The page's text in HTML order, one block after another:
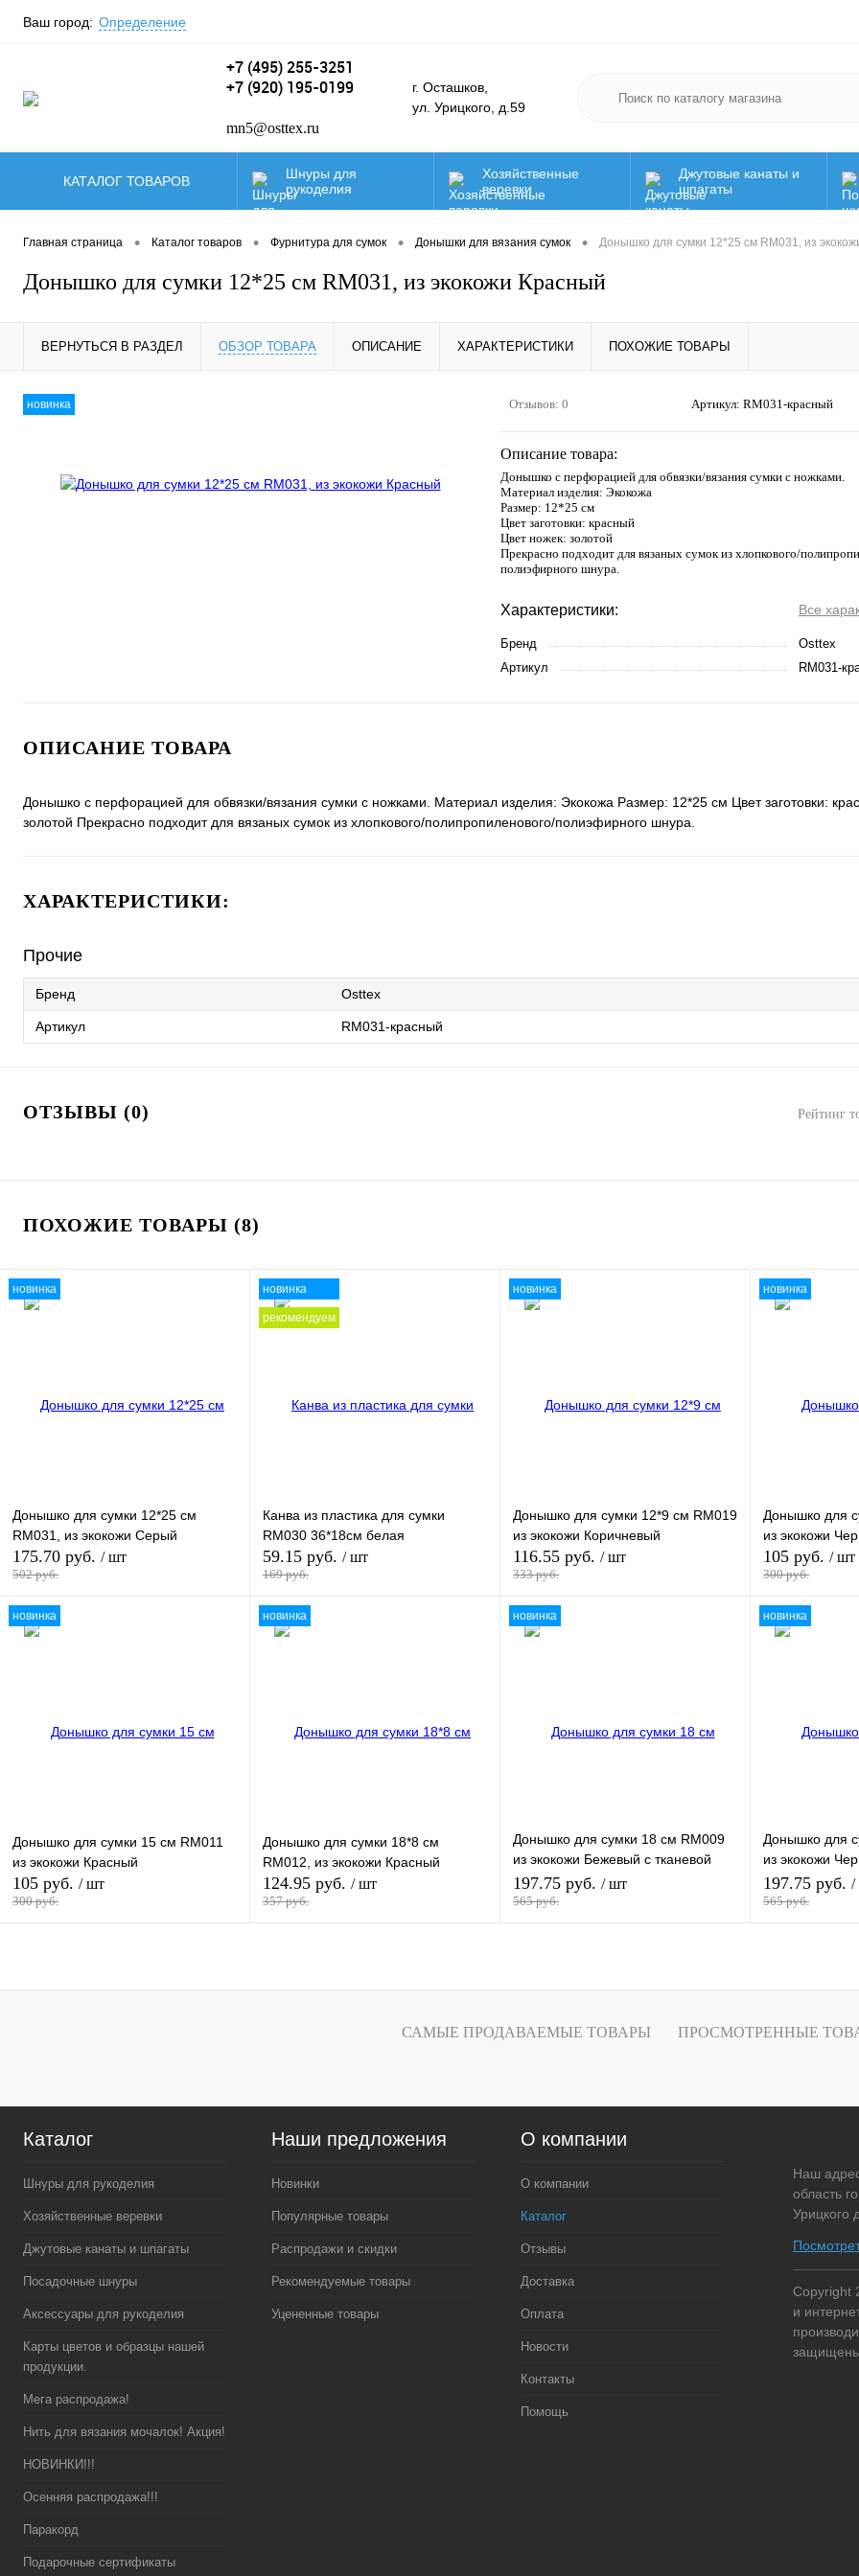
Ваш город: Определение
+7 (495) 255-3251
+7 (920) 195-0199
mn5@osttex.ru
г. Осташков,
ул. Урицкого, д.59
КАТАЛОГ ТОВАРОВ
Шнуры для
рукоделия
Хозяйственные
веревки
Джутовые канаты и
шпагаты
образцы нашей
Мега распродажа!
мочалок! Акция!
Подарочные
Якорные веревки
Шнуры для
Главная страница • Каталог товаров • Фурнитура для сумок • Донышки для вязания сумок • Донышко для сумки 12*25 см RM031, из
Донышко для сумки 12*25 см RM031, из экокожи Красный
ВЕРНУТЬСЯ В РАЗДЕЛ ОБЗОР ТОВАРА ОПИСАНИЕ ХАРАКТЕРИСТИКИ ПОХОЖИЕ ТОВАРЫ
новинка Отзывов: 0 Артикул: RM031-красный
Описание товара:
Донышко с перфорацией для обвязки/вязания сумки с ножками.
Материал изделия: Экокожа
Размер: 12*25 см
Цвет заготовки: красный
Цвет ножек: золотой
Прекрасно подходит для вязаных сумок из хлопкового/
полиэфирного шнура.
Характеристики: Все
Бренд
Osttex
Артикул
RM031-
ОПИСАНИЕ ТОВАРА
Донышко с перфорацией для обвязки/вязания сумки с ножками. Материал изделия: Экокожа Размер: 12*25 см Цвет заготовки:
золотой Прекрасно подходит для вязаных сумок из хлопкового/полипропиленового/полиэфирного шнура.
ХАРАКТЕРИСТИКИ:
Прочие
Бренд Osttex
Артикул RM031-красный
ОТЗЫВЫ (0) Рейтинг
ПОХОЖИЕ ТОВАРЫ (8)
новинка
Донышко для сумки 12*25 см
RM031, из экокожи Серый
175.70 руб. / шт
502 руб.
новинка
рекомендуем
Канва из пластика для сумки
RM030 36*18см белая
59.15 руб. / шт
169 руб.
новинка
Донышко для сумки 12*9 см RM019
из экокожи Коричневый
116.55 руб. / шт
333 руб.
новинка
Донышко для
из экокожи
105 руб. / шт
300 руб.
новинка
Донышко для сумки 15 см RM011
из экокожи Красный
105 руб. / шт
300 руб.
новинка
Донышко для сумки 18*8 см
RM012, из экокожи Красный
124.95 руб. / шт
357 руб.
наличии
новинка
Донышко для сумки 18 см RM009
из экокожи Бежевый с тканевой
вставкой меланж(бежевый-белый-
пудровый)
197.75 руб. / шт
565 руб.
наличии
новинка
Донышко для
из экокожи
вставкой
белый-
197.75 руб. /
565 руб.
САМЫЕ ПРОДАВАЕМЫЕ ТОВАРЫ ПРОСМОТРЕННЫЕ
Каталог
Шнуры для рукоделия
Хозяйственные веревки
Джутовые канаты и шпагаты
Посадочные шнуры
Аксессуары для рукоделия
Карты цветов и образцы нашей
продукции.
Мега распродажа!
Нить для вязания мочалок! Акция!
НОВИНКИ!!!
Осенняя распродажа!!!
Паракорд
Подарочные сертификаты
Наши предложения
Новинки
Популярные товары
Распродажи и скидки
Рекомендуемые товары
Уцененные товары
О компании
О компании
Каталог
Отзывы
Доставка
Оплата
Новости
Контакты
Помощь
Наш
область
Урицкого
Copyright
и